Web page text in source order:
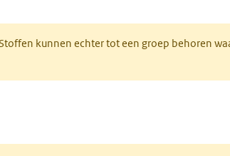
kunnen echter tot een groep behoren